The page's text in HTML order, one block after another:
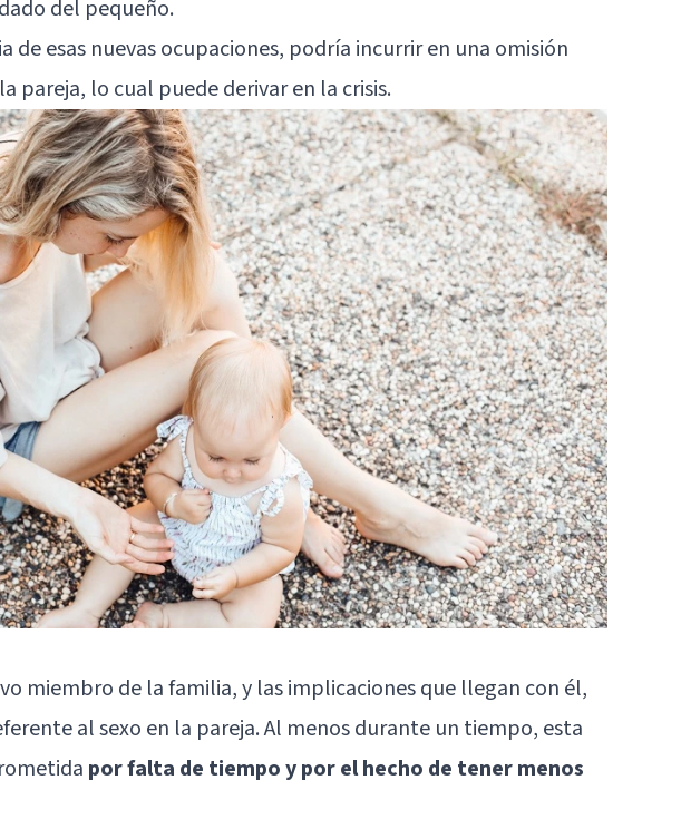
del pequeño.
de esas nuevas ocupaciones, podría incurrir en una omisión
pareja, lo cual puede derivar en la crisis.
miembro de la familia, y las implicaciones que llegan con él,
al sexo en la pareja. Al menos durante un tiempo, esta
por falta de tiempo y por el hecho de tener menos